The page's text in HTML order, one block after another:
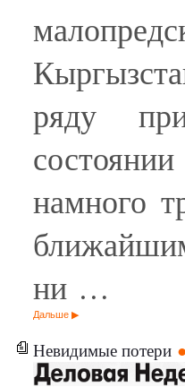
ряду
намного
ни …
Дальше
Невидимые потери